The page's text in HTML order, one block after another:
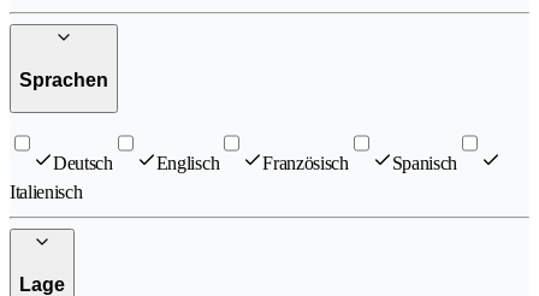
Sprachen
Deutsch Englisch Französisch
Spanisch
Italienisch
Lage